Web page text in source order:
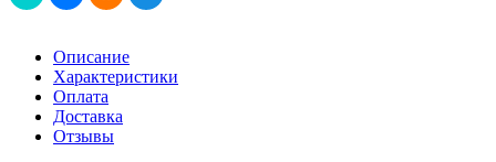
Описание
Характеристики
Оплата
Доставка
Отзывы